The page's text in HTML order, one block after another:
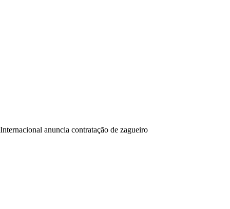
Internacional anuncia contratação de zagueiro